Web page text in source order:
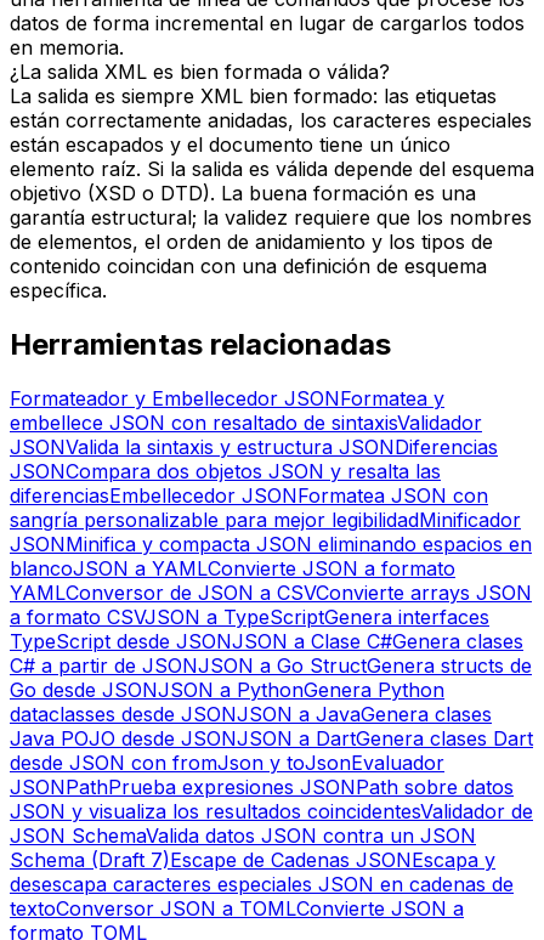
datos de forma incremental en lugar de cargarlos todos
en memoria.
¿La salida XML es bien formada o válida?
La salida es siempre XML bien formado: las etiquetas
están correctamente anidadas, los caracteres especiales
están escapados y el documento tiene un único
elemento raíz. Si la salida es válida depende del esquema
objetivo (XSD o DTD). La buena formación es una
garantía estructural; la validez requiere que los nombres
de elementos, el orden de anidamiento y los tipos de
contenido coincidan con una definición de esquema
específica.
Herramientas relacionadas
Formateador y Embellecedor JSONFormatea y
embellece JSON con resaltado de sintaxisValidador
JSONValida la sintaxis y estructura JSONDiferencias
JSONCompara dos objetos JSON y resalta las
diferenciasEmbellecedor JSONFormatea JSON con
sangría personalizable para mejor legibilidadMinificador
JSONMinifica y compacta JSON eliminando espacios en
blancoJSON a YAMLConvierte JSON a formato
YAMLConversor de JSON a CSVConvierte arrays JSON
a formato CSVJSON a TypeScriptGenera interfaces
TypeScript desde JSONJSON a Clase C#Genera clases
C# a partir de JSONJSON a Go StructGenera structs de
Go desde JSONJSON a PythonGenera Python
dataclasses desde JSONJSON a JavaGenera clases
Java POJO desde JSONJSON a DartGenera clases Dart
desde JSON con fromJson y toJsonEvaluador
JSONPathPrueba expresiones JSONPath sobre datos
JSON y visualiza los resultados coincidentesValidador de
JSON SchemaValida datos JSON contra un JSON
Schema (Draft 7)Escape de Cadenas JSONEscapa y
desescapa caracteres especiales JSON en cadenas de
textoConversor JSON a TOMLConvierte JSON a
formato TOML